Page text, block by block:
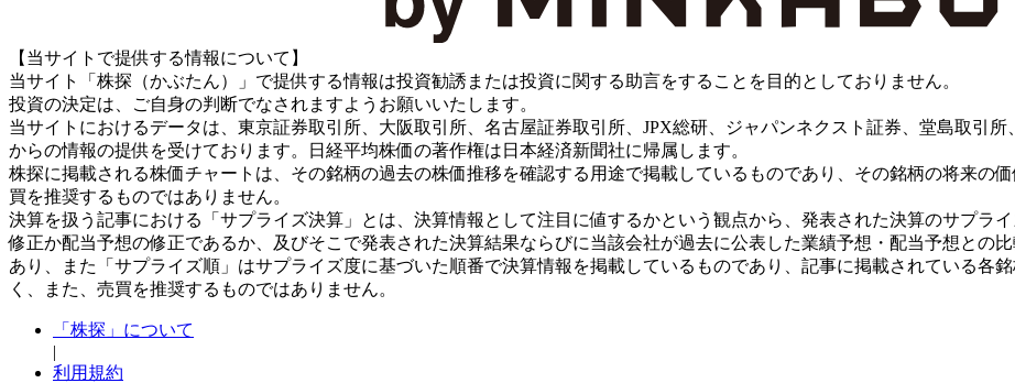
【当サイトで提供する情報について】
当サイト「株探（かぶたん）」で提供する情報は投資勧誘または投資に関する助言をすることを目的としておりません。
投資の決定は、ご自身の判断でなされますようお願いいたします。
当サイトにおけるデータは、東京証券取引所、大阪取引所、名古屋証券取引所、JPX総研、ジャパンネクスト証券、堂島取引所、
からの情報の提供を受けております。日経平均株価の著作権は日本経済新聞社に帰属します。
株探に掲載される株価チャートは、その銘柄の過去の株価推移を確認する用途で掲載しているものであり、その銘柄の将来の
買を推奨するものではありません。
決算を扱う記事における「サプライズ決算」とは、決算情報として注目に値するかという観点から、発表された決算のサプラ
修正か配当予想の修正であるか、及びそこで発表された決算結果ならびに当該会社が過去に公表した業績予想・配当予想との
あり、また「サプライズ順」はサプライズ度に基づいた順番で決算情報を掲載しているものであり、記事に掲載されている各
く、また、売買を推奨するものではありません。
「株探」について
|
利用規約